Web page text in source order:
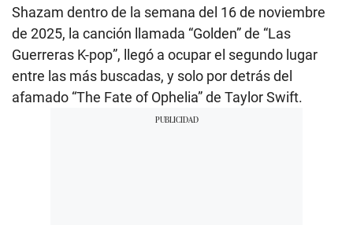
Shazam dentro de la semana del 16 de noviembre
de 2025, la canción llamada “Golden” de “Las
Guerreras K-pop”, llegó a ocupar el segundo lugar
entre las más buscadas, y solo por detrás del
afamado “The Fate of Ophelia” de Taylor Swift.